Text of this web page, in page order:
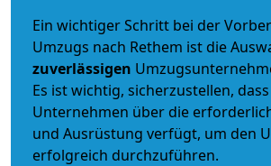
Ein wichtiger Schritt bei der
Umzugs nach Rethem ist die
zuverlässigen
Es ist wichtig, sicherzustellen,
Unternehmen über die
und Ausrüstung verfügt, um den
erfolgreich durchzuführen.